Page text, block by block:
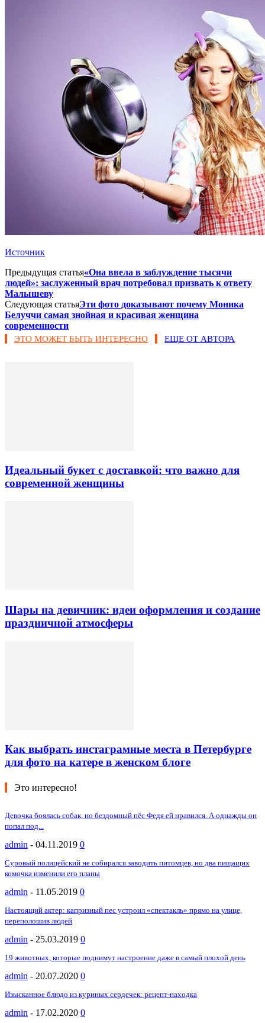
Источник
Предыдущая статья«Она ввела в заблуждение тысячи
людей»: заслуженный врач потребовал призвать к ответу
Малышеву
Следующая статьяЭти фото доказывают почему Моника
Белуччи самая знойная и красивая женщина
современности
ЭТО МОЖЕТ БЫТЬ ИНТЕРЕСНО ЕЩЕ ОТ АВТОРА
Идеальный букет с доставкой: что важно для
современной женщины
Шары на девичник: идеи оформления и создание
праздничной атмосферы
Как выбрать инстаграмные места в Петербурге
для фото на катере в женском блоге
Это интересно!
Девочка боялась собак, но бездомный пёс Федя ей нравился. А однажды он
попал под...
admin - 04.11.2019 0
Суровый полицейский не собирался заводить питомцев, но два пищащих
комочка изменили его планы
admin - 11.05.2019 0
Настоящий актер: капризный пес устроил «спектакль» прямо на улице,
переполошив людей
admin - 25.03.2019 0
19 животных, которые поднимут настроение даже в самый плохой день
admin - 20.07.2020 0
Изысканное блюдо из куриных сердечек: рецепт-находка
admin - 17.02.2020 0